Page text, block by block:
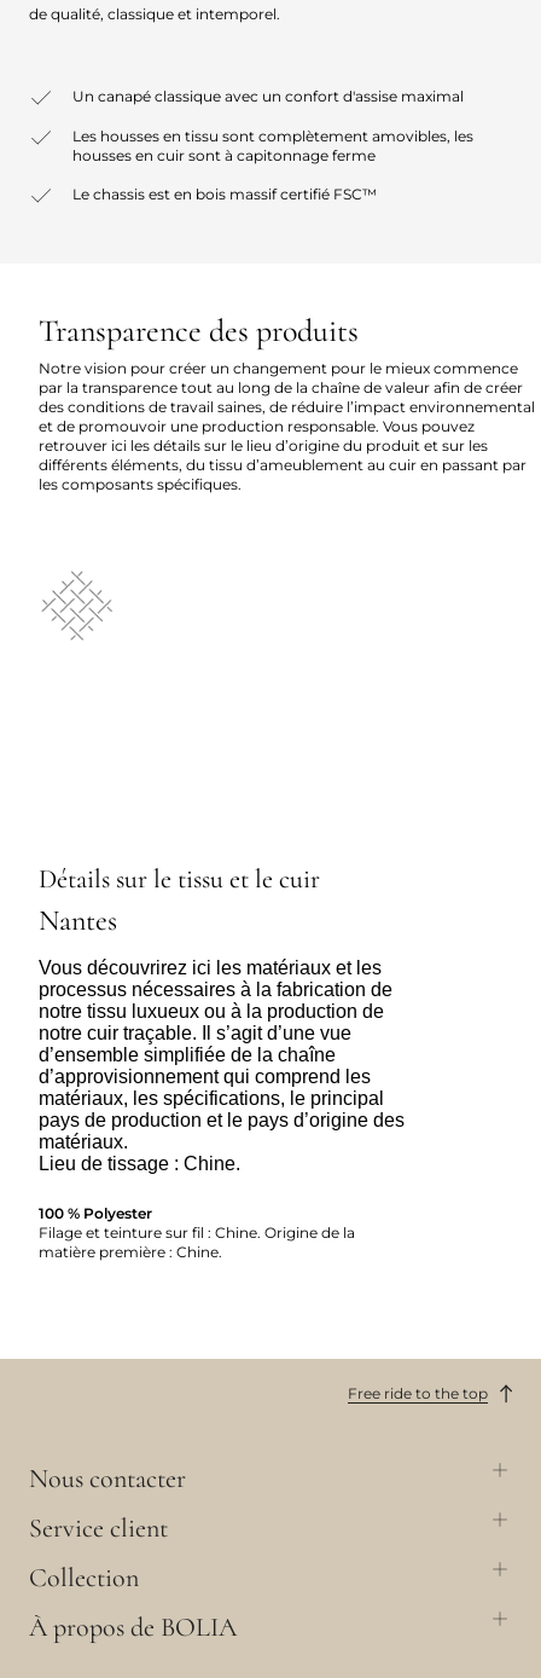
de qualité, classique et intemporel.
Un canapé classique avec un confort d'assise maximal
Les housses en tissu sont complètement amovibles, les
housses en cuir sont à capitonnage ferme
Le chassis est en bois massif certifié FSC™
Transparence des produits
Notre vision pour créer un changement pour le mieux commence
par la transparence tout au long de la chaîne de valeur afin de créer
des conditions de travail saines, de réduire l’impact environnemental
et de promouvoir une production responsable. Vous pouvez
retrouver ici les détails sur le lieu d’origine du produit et sur les
différents éléments, du tissu d’ameublement au cuir en passant par
les composants spécifiques.
Détails sur le tissu et le cuir
Nantes
Vous découvrirez ici les matériaux et les
processus nécessaires à la fabrication de
notre tissu luxueux ou à la production de
notre cuir traçable. Il s’agit d’une vue
d’ensemble simplifiée de la chaîne
d’approvisionnement qui comprend les
matériaux, les spécifications, le principal
pays de production et le pays d’origine des
matériaux.
Lieu de tissage : Chine.
100 % Polyester
Filage et teinture sur fil : Chine. Origine de la
matière première : Chine.
Free ride to the top
Nous contacter
Service client
Collection
À propos de BOLIA